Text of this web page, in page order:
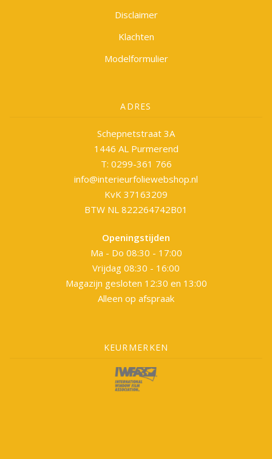
Disclaimer
Klachten
Modelformulier
ADRES
Schepnetstraat 3A
1446 AL Purmerend
T: 0299-361 766
info@interieurfoliewebshop.nl
KvK 37163209
BTW NL 822264742B01
Openingstijden
Ma - Do 08:30 - 17:00
Vrijdag 08:30 - 16:00
Magazijn gesloten 12:30 en 13:00
Alleen op afspraak
KEURMERKEN